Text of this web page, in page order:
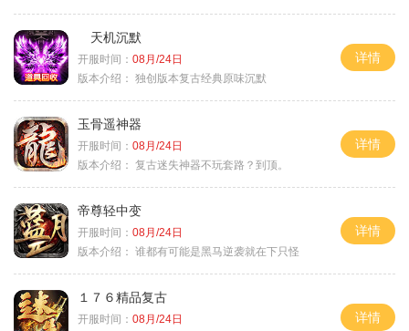
天机沉默
开服时间： 08月/24日
版本介绍： 独创版本复古经典原味沉默
详情
玉骨遥神器
开服时间： 08月/24日
版本介绍： 复古迷失神器不玩套路？到顶。
详情
帝尊轻中变
开服时间： 08月/24日
版本介绍： 谁都有可能是黑马逆袭就在下只怪
详情
１７６精品复古
开服时间： 08月/24日
详情